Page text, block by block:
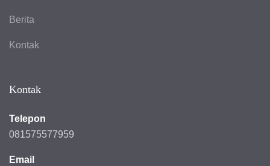
Berita
Kontak
Kontak
Telepon
081575577959
Email